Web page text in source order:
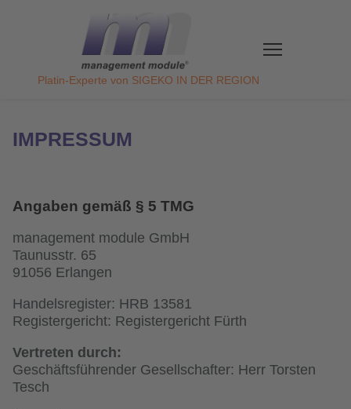
Platin-Experte von SIGEKO IN DER REGION
IMPRESSUM
Angaben gemäß § 5 TMG
management module GmbH
Taunusstr. 65
91056 Erlangen
Handelsregister: HRB 13581
Registergericht: Registergericht Fürth
Vertreten durch:
Geschäftsführender Gesellschafter: Herr Torsten
Tesch